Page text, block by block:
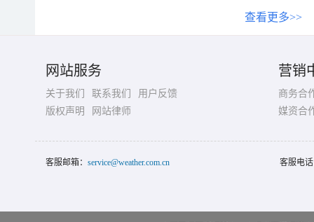
查看更多>>
网站服务
关于我们 联系我们
用户反馈
版权声明
网站律师
营销
商务合
媒资合
客服邮箱： service@weather.com.cn 客服电